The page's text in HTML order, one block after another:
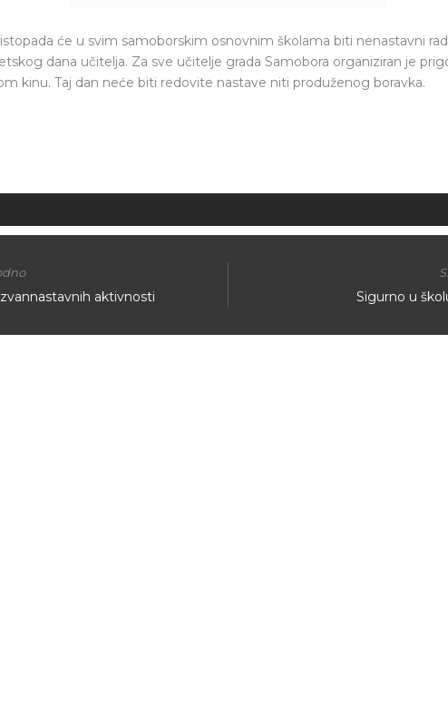
će u svim samoborskim osnovnim školama biti nenastavni
dana učitelja. Za sve učitelje grada Samobora organiziran je
kinu. Taj dan neće biti redovite nastave niti produženog boravka.
aktivnosti Sigurno u